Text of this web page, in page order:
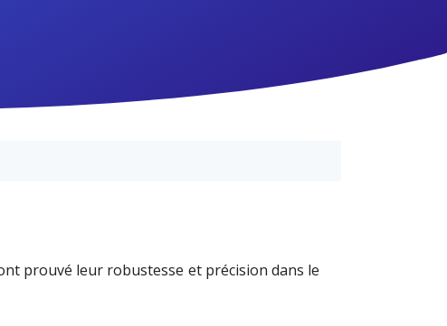
prouvé leur robustesse et précision dans le